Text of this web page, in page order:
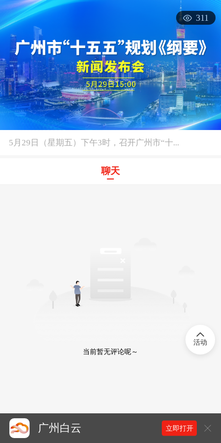
311
5月29日（星期五）下午3时，召开广州市“十...
聊天
当前暂无评论呢～
活动
广州白云 立即打开